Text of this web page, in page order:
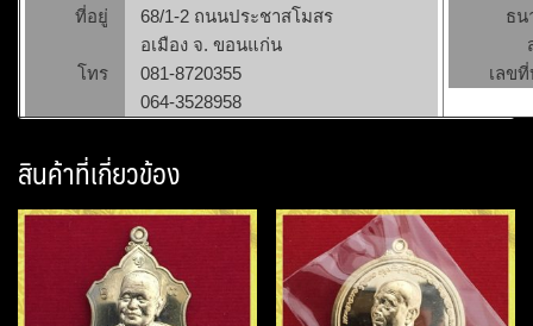
ที่อยู่
68/1-2 ถนนประชาสโมสร
อเมือง จ. ขอนแก่น
โทร
081-8720355
064-3528958
ธน
เลข
สินค้าที่เกี่ยวข้อง